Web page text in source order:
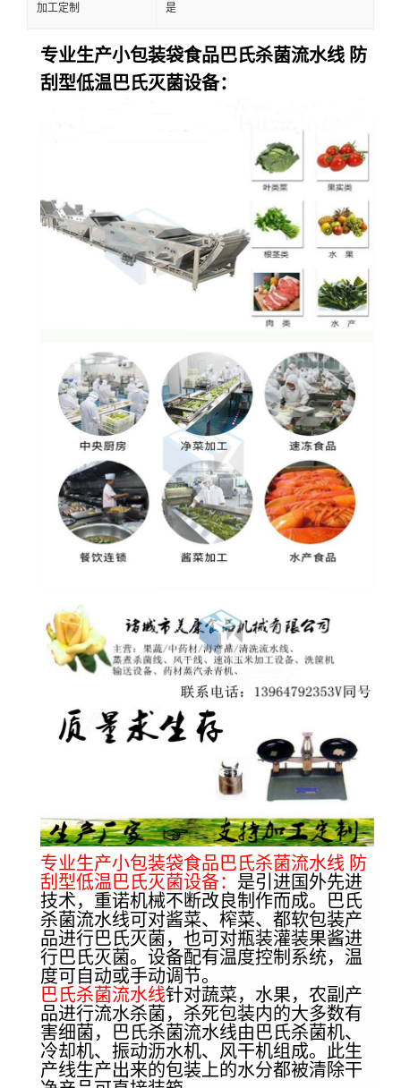
加工定制 是
专业生产小包装袋食品巴氏杀菌流水线 防
刮型低温巴氏灭菌设备：
专业生产小包装袋食品巴氏杀菌流水线 防
刮型低温巴氏灭菌设备： 是引进国外先进
技术，重诺机械不断改良制作而成。巴氏
杀菌流水线可对酱菜、榨菜、都软包装产
品进行巴氏灭菌，也可对瓶装灌装果酱进
行巴氏灭菌。设备配有温度控制系统，温
度可自动或手动调节。
巴氏杀菌流水线针对蔬菜，水果，农副产
品进行流水杀菌，杀死包装内的大多数有
害细菌，巴氏杀菌流水线由巴氏杀菌机、
冷却机、振动沥水机、风干机组成。此生
产线生产出来的包装上的水分都被清除干